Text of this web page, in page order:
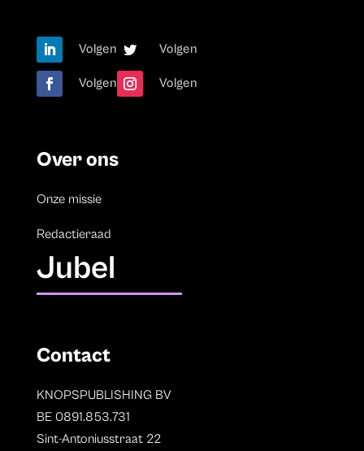
Volgen Volgen
Volgen Volgen
Over ons
Onze missie
Redactieraad
Jubel
Contact
KNOPSPUBLISHING BV
BE 0891.853.731
Sint-Antoniusstraat 22